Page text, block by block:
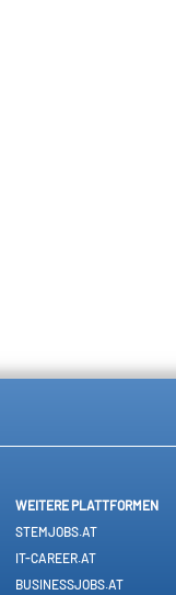
WEITERE PLATTFORMEN
STEMJOBS.AT
IT-CAREER.AT
BUSINESSJOBS.AT